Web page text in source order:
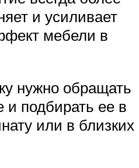
и усиливает
мебели в
нужно обращать
и подбирать ее в
или в близких